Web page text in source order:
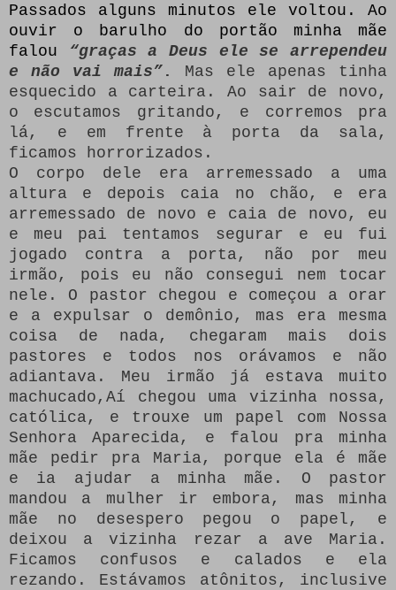
Passados alguns minutos ele voltou. Ao
ouvir o barulho do portão minha mãe
falou
“graças a Deus ele se arrependeu
e não vai mais” .
Mas ele apenas tinha
esquecido a carteira. Ao sair de novo,
o escutamos gritando, e corremos pra
lá, e em frente à porta da sala,
ficamos horrorizados.
O corpo dele era arremessado a uma
altura e depois caia no chão, e era
arremessado de novo e caia de novo, eu
e meu pai tentamos segurar e eu fui
jogado contra a porta, não por meu
irmão, pois eu não consegui nem tocar
nele. O pastor chegou e começou a orar
e a expulsar o demônio, mas era mesma
coisa de nada, chegaram mais dois
pastores e todos nos orávamos e não
adiantava. Meu irmão já estava muito
machucado,Aí chegou uma vizinha nossa,
católica, e trouxe um papel com Nossa
Senhora Aparecida, e falou pra minha
mãe pedir pra Maria, porque ela é mãe
e ia ajudar a minha mãe. O pastor
mandou a mulher ir embora, mas minha
mãe no desespero pegou o papel, e
deixou a vizinha rezar a ave Maria.
Ficamos confusos e calados e ela
rezando. Estávamos atônitos, inclusive